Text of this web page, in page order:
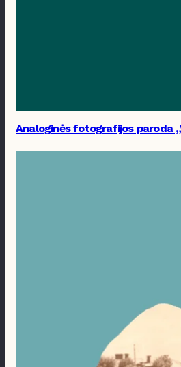
Analoginės fotografijos paroda